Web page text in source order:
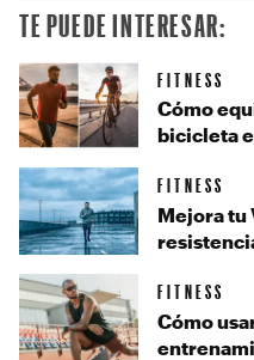
TE PUEDE INTERESAR:
FITNESS
Cómo
bicicleta
FITNESS
Mejora tu
FITNESS
Cómo